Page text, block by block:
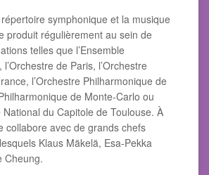
symphonique et la musique
produit régulièrement au sein de
telles que l’Ensemble
de Paris, l’Orchestre
l’Orchestre Philharmonique de
de Monte-Carlo ou
National du Capitole de Toulouse. À
collabore avec de grands chefs
Klaus Mäkelä, Esa-Pekka
Cheung.